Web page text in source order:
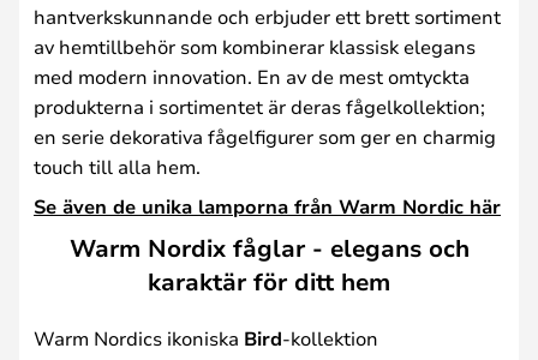
hantverkskunnande och erbjuder ett brett sortiment
av hemtillbehör som kombinerar klassisk elegans
med modern innovation. En av de mest omtyckta
produkterna i sortimentet är deras fågelkollektion;
en serie dekorativa fågelfigurer som ger en charmig
touch till alla hem.
Se även de unika lamporna från Warm Nordic här
Warm Nordix fåglar - elegans och
karaktär för ditt hem
Warm Nordics ikoniska Bird-kollektion